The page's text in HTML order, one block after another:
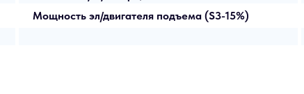
Мощность эл/двигателя подъема (S3-15%)